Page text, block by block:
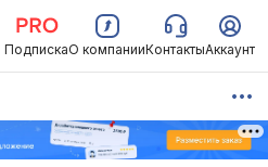
ПодпискаО компанииКонтактыАккаунт